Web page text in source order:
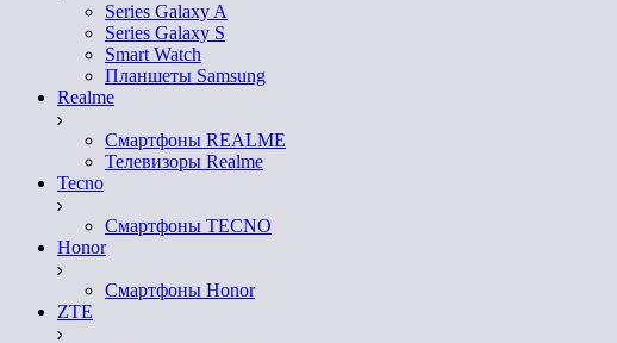
Series Galaxy A
Series Galaxy S
Smart Watch
Планшеты Samsung
Realme
Смартфоны REALME
Телевизоры Realme
Tecno
Смартфоны TECNO
Honor
Смартфоны Honor
ZTE